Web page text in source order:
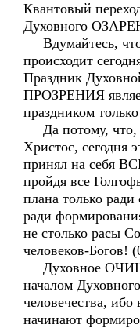
Квантовый
Духовного
Вдумайтесь,
происходит
Праздник
ПРОЗРЕНИЯ
праздником
Да потому, что,
Христос, сегодня
принял на себя
пройдя все
плана только ради
ради
не столько расы
человеков-Богов!
Духовное
началом
человечества,
начинают